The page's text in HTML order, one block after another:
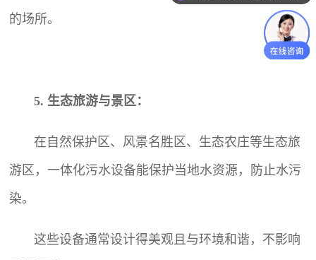
的场所。
5. 生态旅游与景区：
在自然保护区、风景名胜区、生态农庄等生态旅
游区，一体化污水设备能保护当地水资源，防止水污
染。
这些设备通常设计得美观且与环境和谐，不影响